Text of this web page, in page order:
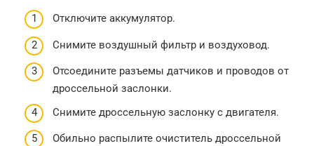
Отключите аккумулятор.
Снимите воздушный фильтр и воздуховод.
Отсоедините разъемы датчиков и проводов от
дроссельной заслонки.
Снимите дроссельную заслонку с двигателя.
Обильно распылите очиститель дроссельной